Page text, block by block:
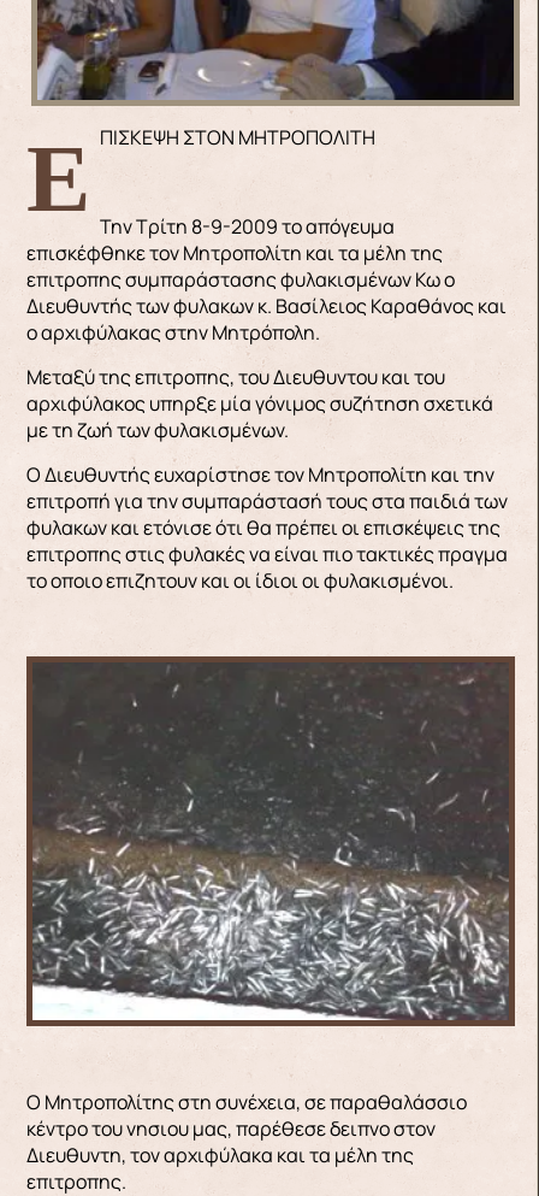
ΕΠΙΣΚΕΨΗ ΣΤΟΝ ΜΗΤΡΟΠΟΛΙΤΗ
Την Τρίτη 8-9-2009 το απόγευμα
επισκέφθηκε τον Μητροπολίτη και τα μέλη της
επιτροπης συμπαράστασης φυλακισμένων Κω ο
Διευθυντής των φυλακων κ. Βασίλειος Καραθάνος και
ο αρχιφύλακας στην Μητρόπολη.
Μεταξύ της επιτροπης, του Διευθυντου και του
αρχιφύλακος υπηρξε μία γόνιμος συζήτηση σχετικά
με τη ζωή των φυλακισμένων.
Ο Διευθυντής ευχαρίστησε τον Μητροπολίτη και την
επιτροπή για την συμπαράστασή τους στα παιδιά των
φυλακων και ετόνισε ότι θα πρέπει οι επισκέψεις της
επιτροπης στις φυλακές να είναι πιο τακτικές πραγμα
το οποιο επιζητουν και οι ίδιοι οι φυλακισμένοι.
Ο Μητροπολίτης στη συνέχεια, σε παραθαλάσσιο
κέντρο του νησιου μας, παρέθεσε δειπνο στον
Διευθυντη, τον αρχιφύλακα και τα μέλη της
επιτροπης.